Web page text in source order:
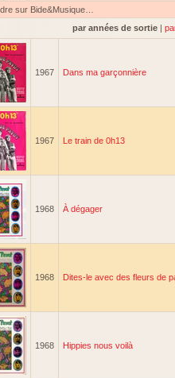
sur Bide&Musique…
par années de sortie |
1967 Dans ma garçonnière
1967 Le train de 0h13
1968 À dégager
1968 Dites-le avec des fleurs de
1968 Hippies nous voilà